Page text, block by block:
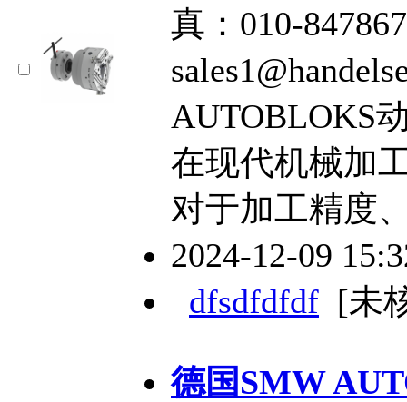
真：010-
AUTOBLOKS
在现代机械加
对于加工精度
2024-12-09
dfsdfdfdf [未
德国SMW